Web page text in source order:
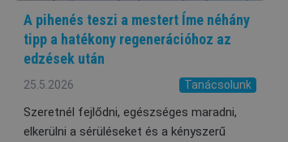
A pihenés teszi a mestert Íme néhány
tipp a hatékony regenerációhoz az
edzések után
25.5.2026 Tanácsolunk
Szeretnél fejlődni, egészséges maradni,
elkerülni a sérüléseket és a kényszerű